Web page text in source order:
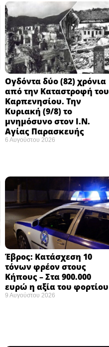
Ογδόντα δύο (82) χρόνια
από την Καταστροφή του
Καρπενησίου. Την
Κυριακή (9/8) το
μνημόσυνο στον Ι.Ν.
Αγίας Παρασκευής
6 Αυγούστου 2026
Έβρος: Κατάσχεση 10
τόνων φρέον στους
Κήπους – Στα 900.000
ευρώ η αξία του φορτίου ​
9 Αυγούστου 2026